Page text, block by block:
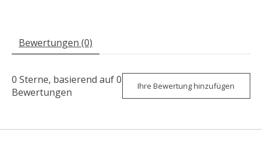
Bewertungen (0)
0 Sterne, basierend auf0
Bewertungen
Ihre Bewertung hinzufügen